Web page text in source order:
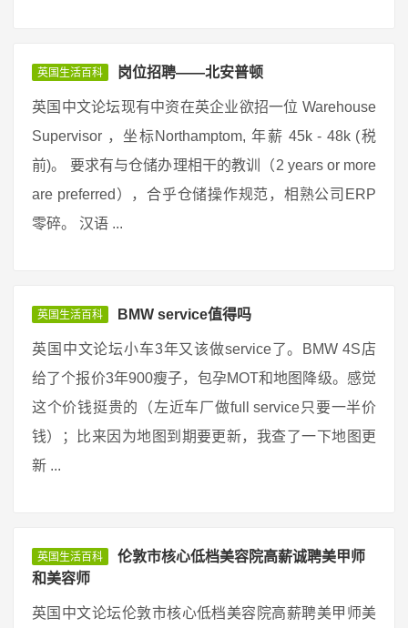
英国生活百科 岗位招聘——北安普顿
英国中文论坛现有中资在英企业欲招一位 Warehouse
Supervisor ，坐标Northamptom, 年薪 45k - 48k (税
前)。 要求有与仓储办理相干的教训（2 years or more
are preferred），合乎仓储操作规范，相熟公司ERP
零碎。 汉语 ...
英国生活百科 BMW service值得吗
英国中文论坛小车3年又该做service了。BMW 4S店
给了个报价3年900瘦子，包孕MOT和地图降级。感觉
这个价钱挺贵的（左近车厂做full service只要一半价
钱）；比来因为地图到期要更新，我查了一下地图更
新 ...
英国生活百科
伦敦市核心低档美容院高薪诚聘美甲师
和美容师
英国中文论坛伦敦市核心低档美容院高薪聘美甲师美